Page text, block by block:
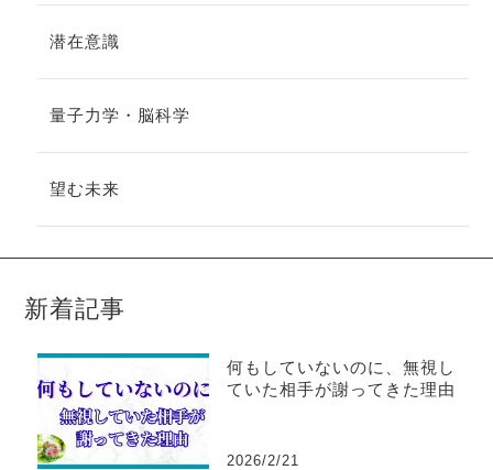
潜在意識
量子力学・脳科学
望む未来
新着記事
何もしていないのに、無視し
ていた相手が謝ってきた理由
2026/2/21